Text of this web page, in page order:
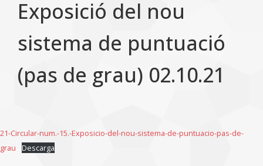
Exposició del nou
sistema de puntuació
(pas de grau) 02.10.21
21-Circular-num.-15.-Exposicio-del-nou-sistema-de-puntuacio-pas-de-
grau
Descarga